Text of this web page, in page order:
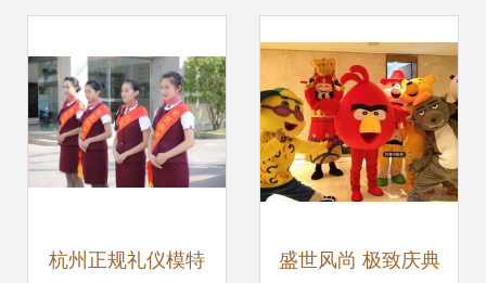
杭州正规礼仪模特 盛世风尚 极致庆典